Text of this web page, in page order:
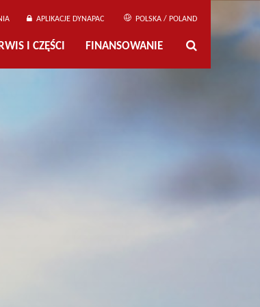
APLIKACJE DYNAPAC POLSKA / POLAND
I CZĘŚCI FINANSOWANIE